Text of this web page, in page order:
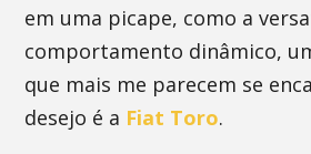
em uma picape, como a
comportamento dinâmico,
que mais me parecem se
desejo é a Fiat Toro.